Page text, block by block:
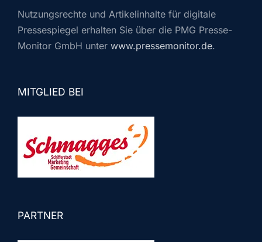
Nutzungsrechte und Artikelinhalte für digitale
Pressespiegel erhalten Sie über die PMG Presse-
Monitor GmbH unter www.pressemonitor.de.
MITGLIED BEI
PARTNER